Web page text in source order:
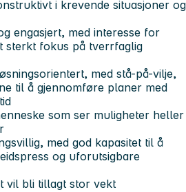
i krevende situasjoner og
engasjert, med interesse for
sterkt fokus på tverrfaglig
med stå-på-vilje,
til å gjennomføre planer med
som ser muligheter heller
med god kapasitet til å
og uforutsigbare
vil bli tillagt stor vekt